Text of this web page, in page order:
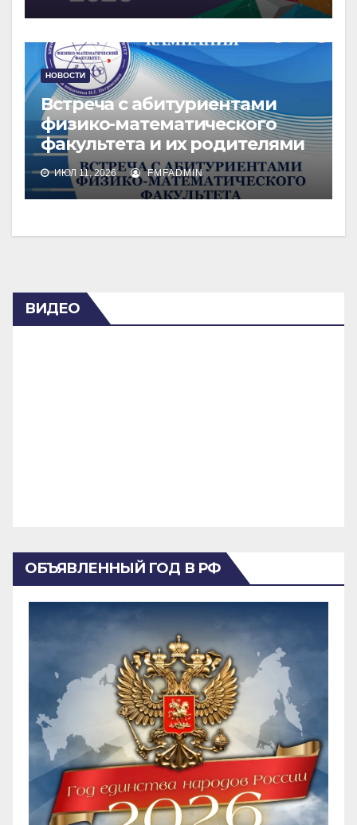
НОВОСТИ
Встреча с абитуриентами
физико-математического
факультета и их родителями
ИЮЛ 11, 2026 FMFADMIN
ВИДЕО
ОБЪЯВЛЕННЫЙ ГОД В РФ